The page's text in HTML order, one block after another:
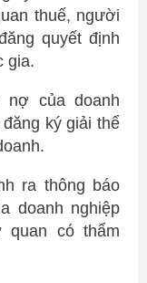
thuế, người
quyết định
gia.
của doanh
ký giải thể
ra thông báo
doanh nghiệp
có thẩm